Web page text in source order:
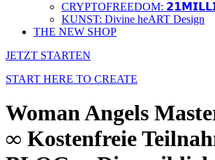
CRYPTOFREEDOM:
KUNST: Divine heART Design
THE NEW SHOP
JETZT STARTEN
START HERE TO CREATE
Woman Angels
∞ Kostenfreie